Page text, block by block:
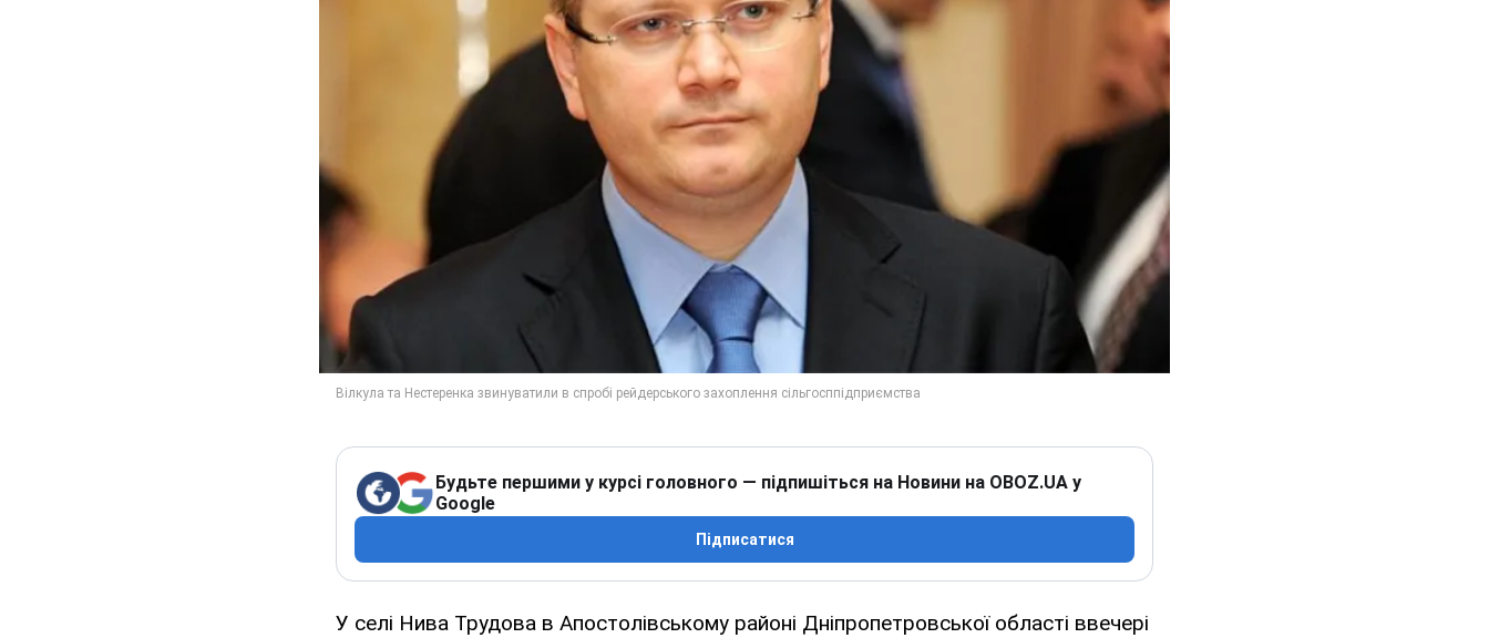
Будьте першими у курсі головного — підпишіться на Новини на OBOZ.UA у
Google
Підписатися
У селі Нива Трудова в Апостолівському районі Дніпропетровської області ввечері